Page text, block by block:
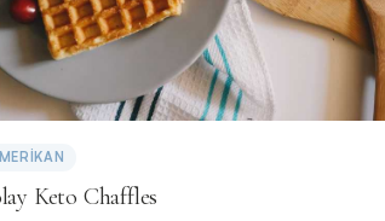
Keto Chaffles